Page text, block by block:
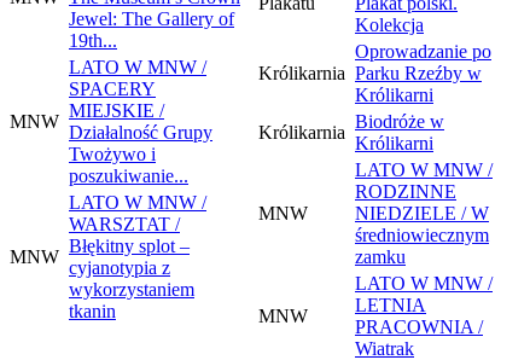
Jewel: The Gallery of
19th...
MNW
LATO W MNW /
SPACERY
MIEJSKIE /
Działalność Grupy
Twożywo i
poszukiwanie...
MNW
LATO W MNW /
WARSZTAT /
Błękitny splot –
cyjanotypia z
wykorzystaniem
tkanin
Kolekcja
Królikarnia
Oprowadzanie po
Parku Rzeźby w
Królikarni
Królikarnia
Biodróże w
Królikarni
MNW
LATO W MNW /
RODZINNE
NIEDZIELE / W
średniowiecznym
zamku
MNW
LATO W MNW /
LETNIA
PRACOWNIA /
Wiatrak